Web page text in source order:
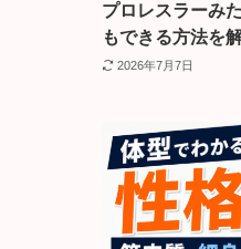
プロレスラーみ
もできる方法を
2026年7月7日